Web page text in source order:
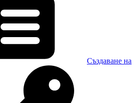
Създаване на